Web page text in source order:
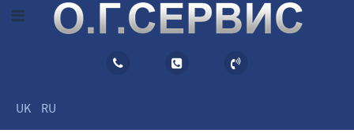
UK RU